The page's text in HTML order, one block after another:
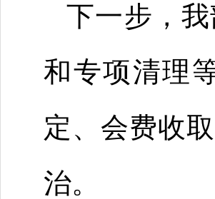
下一步，
和专项清理
定、会费收
治。